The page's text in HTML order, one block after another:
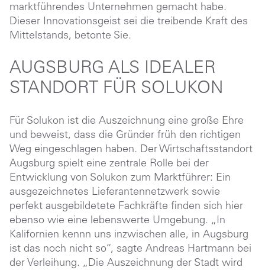
marktführendes Unternehmen gemacht habe.
Dieser Innovationsgeist sei die treibende Kraft des
Mittelstands, betonte Sie.
AUGSBURG ALS IDEALER
STANDORT FÜR SOLUKON
Für Solukon ist die Auszeichnung eine große Ehre
und beweist, dass die Gründer früh den richtigen
Weg eingeschlagen haben. Der Wirtschaftsstandort
Augsburg spielt eine zentrale Rolle bei der
Entwicklung von Solukon zum Marktführer: Ein
ausgezeichnetes Lieferantennetzwerk sowie
perfekt ausgebildetete Fachkräfte finden sich hier
ebenso wie eine lebenswerte Umgebung. „In
Kalifornien kennn uns inzwischen alle, in Augsburg
ist das noch nicht so“, sagte Andreas Hartmann bei
der Verleihung. „Die Auszeichnung der Stadt wird